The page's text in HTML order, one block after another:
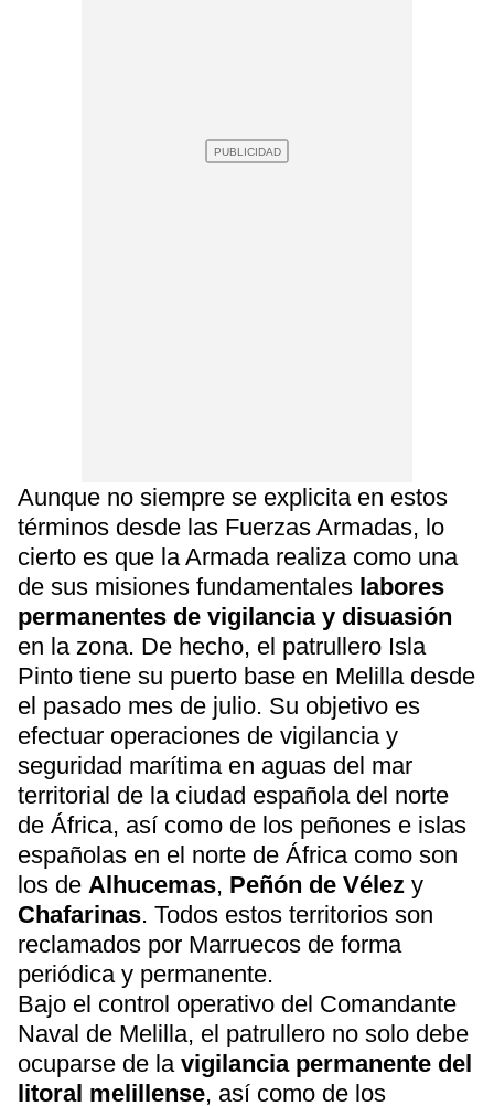
Aunque no siempre se explicita en estos
términos desde las Fuerzas Armadas, lo
cierto es que la Armada realiza como una
de sus misiones fundamentales labores
permanentes de vigilancia y disuasión
en la zona. De hecho, el patrullero Isla
Pinto tiene su puerto base en Melilla desde
el pasado mes de julio. Su objetivo es
efectuar operaciones de vigilancia y
seguridad marítima en aguas del mar
territorial de la ciudad española del norte
de África, así como de los peñones e islas
españolas en el norte de África como son
los de Alhucemas, Peñón de Vélez y
Chafarinas. Todos estos territorios son
reclamados por Marruecos de forma
periódica y permanente.
Bajo el control operativo del Comandante
Naval de Melilla, el patrullero no solo debe
ocuparse de la vigilancia permanente del
litoral melillense, así como de los